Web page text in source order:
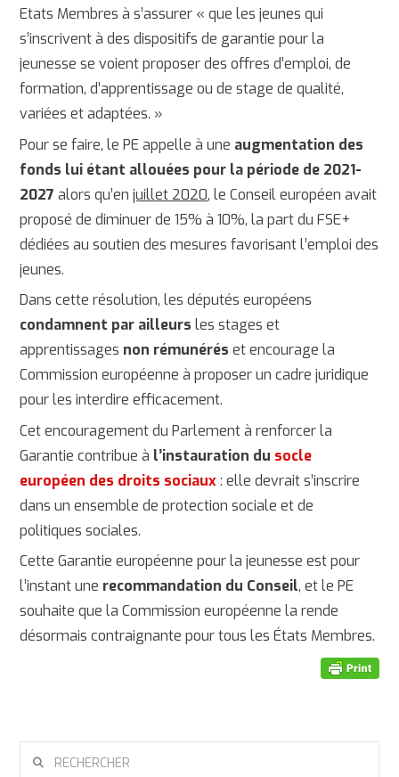
Etats Membres à s’assurer « que les jeunes qui
s’inscrivent à des dispositifs de garantie pour la
jeunesse se voient proposer des offres d’emploi, de
formation, d’apprentissage ou de stage de qualité,
variées et adaptées. »
Pour se faire, le PE appelle à une augmentation des
fonds lui étant allouées pour la période de 2021-
2027 alors qu’enjuillet 2020, le Conseil européen avait
proposé de diminuer de 15% à 10%, la part du FSE+
dédiées au soutien des mesures favorisant l’emploi des
jeunes.
Dans cette résolution, les députés européens
condamnent par ailleurs les stages et
apprentissages non rémunérés et encourage la
Commission européenne à proposer un cadre juridique
pour les interdire efficacement.
Cet encouragement du Parlement à renforcer la
Garantie contribue à l’instauration du socle
européen des droits sociaux: elle devrait s’inscrire
dans un ensemble de protection sociale et de
politiques sociales.
Cette Garantie européenne pour la jeunesse est pour
l’instant une recommandation du Conseil, et le PE
souhaite que la Commission européenne la rende
désormais contraignante pour tous les États Membres.